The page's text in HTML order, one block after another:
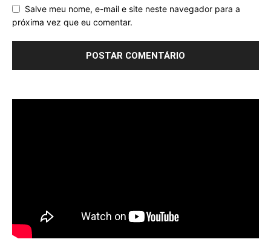
Salve meu nome, e-mail e site neste navegador para a
próxima vez que eu comentar.